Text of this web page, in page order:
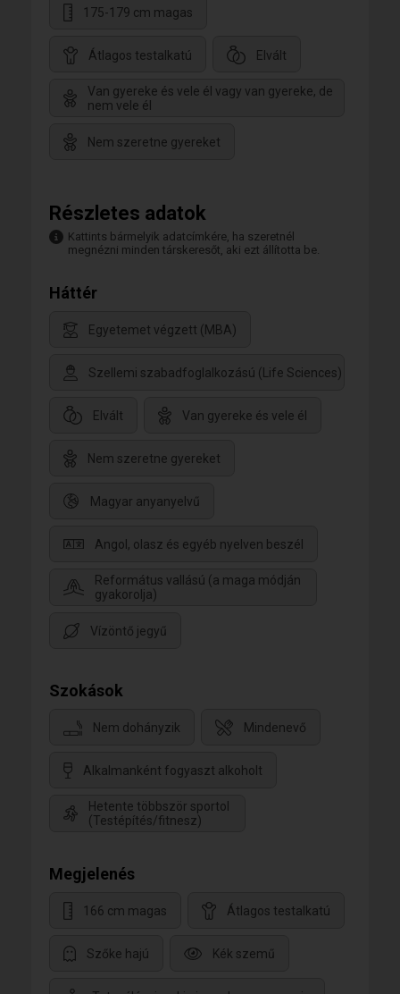
175-179 cm magas
Átlagos testalkatú Elvált
Van gyereke és vele él vagy van gyereke, de
nem vele él
Nem szeretne gyereket
Részletes adatok
Kattints bármelyik adatcímkére, ha szeretnél
megnézni minden társkeresőt, aki ezt állította be.
Háttér
Egyetemet végzett (MBA)
Szellemi szabadfoglalkozású (Life Sciences)
Elvált Van gyereke és vele él
Nem szeretne gyereket
Magyar anyanyelvű
Angol, olasz és egyéb nyelven beszél
Református vallású (a maga módján
gyakorolja)
Vízöntő jegyű
Szokások
Nem dohányzik Mindenevő
Alkalmanként fogyaszt alkoholt
Hetente többször sportol
(Testépítés/fitnesz)
Megjelenés
166 cm magas Átlagos testalkatú
Szőke hajú Kék szemű